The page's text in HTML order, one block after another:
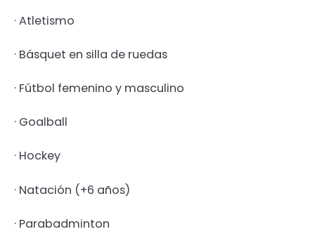
· Atletismo
· Básquet en silla de ruedas
· Fútbol femenino y masculino
· Goalball
· Hockey
· Natación (+6 años)
· Parabadminton